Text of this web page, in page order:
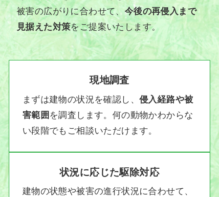
被害の広がりに合わせて、 今後の再侵入まで
見据えた対策をご提案いたします。
現地調査
まずは建物の状況を確認し、侵入経路や被
害範囲 を調査します。何の動物かわからな
い段階でもご相談いただけます。
状況に応じた駆除対応
建物の状態や被害の進行状況に合わせて、